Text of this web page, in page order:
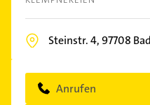
Steinstr. 4,97708
Anrufen